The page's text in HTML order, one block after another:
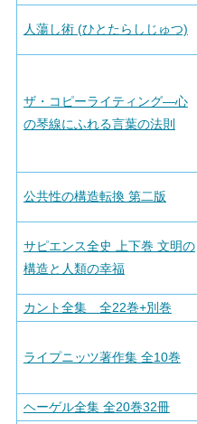
人蕩し術 (ひとたらしじゅつ)
ザ・コピーライティング―心
の琴線にふれる言葉の法則
公共性の構造転換 第二版
サピエンス全史 上下巻 文明の
構造と人類の幸福
カント全集 全22巻+別巻
ライプニッツ著作集 全10巻
ヘーゲル全集 全20巻32冊